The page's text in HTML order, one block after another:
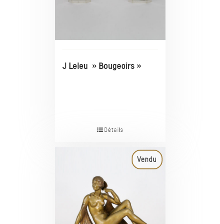
J Leleu » Bougeoirs »
Détails
Vendu